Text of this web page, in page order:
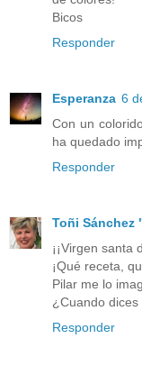
Bicos
Responder
Esperanza 6
Con un
ha quedado
Responder
Toñi Sánchez
¡¡Virgen santa
¡Qué receta,
Pilar me lo
¿Cuando
Responder